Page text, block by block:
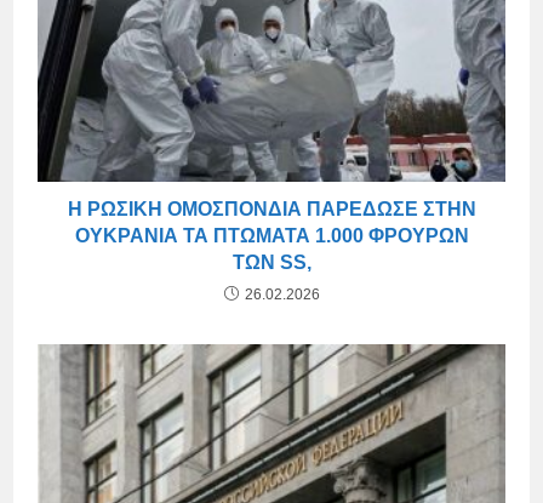
Η ΡΩΣΙΚΉ ΟΜΟΣΠΟΝΔΊΑ ΠΑΡΈΔΩΣΕ ΣΤΗΝ
ΟΥΚΡΑΝΊΑ ΤΑ ΠΤΏΜΑΤΑ 1.000 ΦΡΟΥΡΏΝ
ΤΩΝ SS,
26.02.2026